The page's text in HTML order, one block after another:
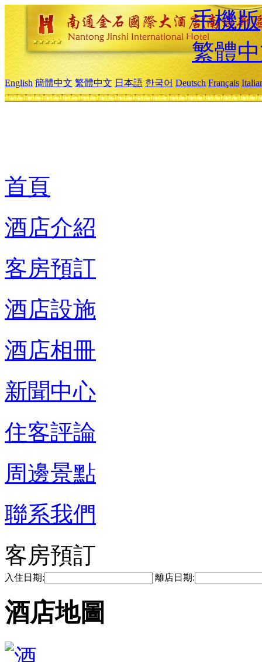
手機版
繁體
English 簡體中文 繁體中文 日本語 한국어 Deutsch Français
首頁
酒店介紹
客房預訂
酒店設施
酒店相冊
新聞中心
住客評論
周邊景點
聯系我們
客房預訂
入住日期: 離店日期:
酒店地圖